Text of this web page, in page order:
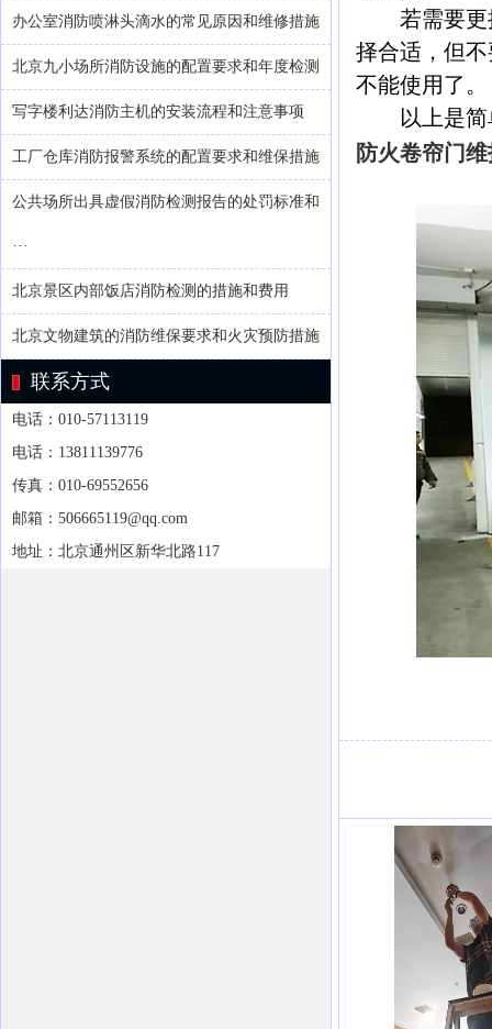
办公室消防喷淋头滴水的常见原因和维修措施
北京九小场所消防设施的配置要求和年度检测
写字楼利达消防主机的安装流程和注意事项
工厂仓库消防报警系统的配置要求和维保措施
公共场所出具虚假消防检测报告的处罚标准和
···
北京景区内部饭店消防检测的措施和费用
北京文物建筑的消防维保要求和火灾预防措施
联系方式
电话：010-57113119
电话：13811139776
传真：010-69552656
邮箱：506665119@qq.com
地址：北京通州区新华北路117
若需要更换
择合适，但
不能使用了。
以上是简
防火卷帘门